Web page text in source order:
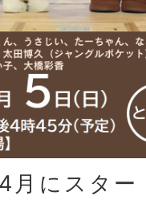
月にスタ